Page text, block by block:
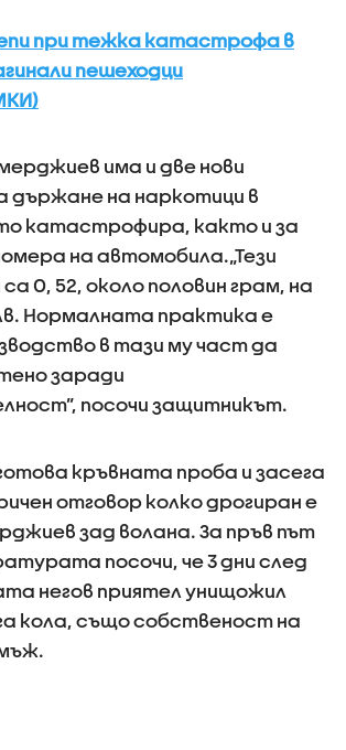
при тежка катастрофа в
пешеходци
има и две нови
държане на наркотици в
катастрофира, както и за
на автомобила.„Тези
0, 52, около половин грам, на
Нормалната практика е
в тази му част да
заради
посочи защитникът.
кръвната проба и засега
отговор колко дрогиран е
зад волана. За пръв път
посочи, че 3 дни след
негов приятел унищожил
кола, също собственост на